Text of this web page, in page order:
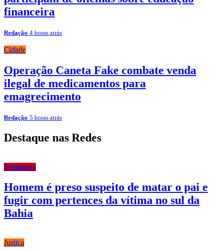
financeira
Redação 4 horas atrás
Cidade
Operação Caneta Fake combate venda
ilegal de medicamentos para
emagrecimento
Redação 5 horas atrás
Destaque nas Redes
Segurança
Homem é preso suspeito de matar o pai e
fugir com pertences da vítima no sul da
Bahia
Justiça